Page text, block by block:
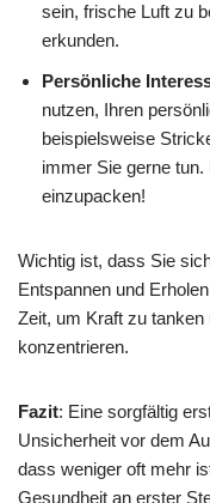
sein, frische Luft zu
erkunden.
Persönliche
nutzen, Ihren
beispielsweise
immer Sie gerne
einzupacken!
Wichtig ist, dass Sie
Entspannen und
Zeit, um Kraft zu
konzentrieren.
Fazit: Eine sorgfältig
Unsicherheit vor dem
dass weniger oft mehr
Gesundheit an erster